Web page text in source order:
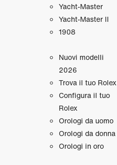
Yacht‑Master
Yacht‑Master II
1908
Nuovi modelli
2026
Trova il tuo Rolex
Configura il tuo
Rolex
Orologi da uomo
Orologi da donna
Orologi in oro